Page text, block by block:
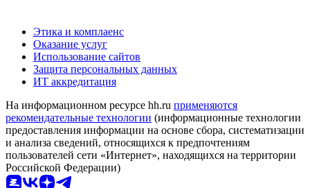
Этика и комплаенс
Оказание услуг
Использование сайтов
Защита персональных данных
ИТ аккредитация
На информационном ресурсе hh.ru применяются
рекомендательные технологии (информационные технологии
предоставления информации на основе сбора, систематизации
и анализа сведений, относящихся к предпочтениям
пользователей сети «Интернет», находящихся на территории
Российской Федерации)